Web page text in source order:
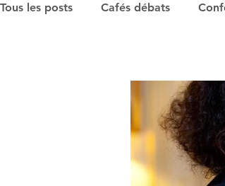
Tous les posts Cafés débats